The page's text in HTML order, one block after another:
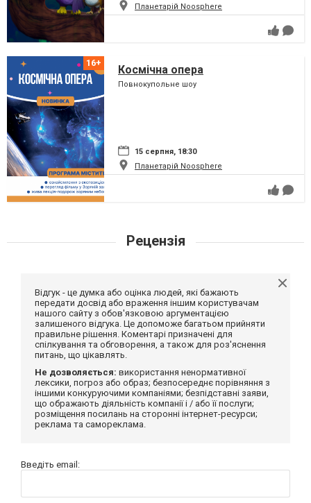
Планетарій Noosphere
Космічна опера
Повнокупольне шоу
15 серпня, 18:30
Планетарій Noosphere
Рецензія
Відгук - це думка або оцінка людей, які бажають
передати досвід або враження іншим користувачам
нашого сайту з обов'язковою аргументацією
залишеного відгука. Це допоможе багатьом прийняти
правильне рішення. Коментарі призначені для
спілкування та обговорення, а також для роз'яснення
питань, що цікавлять.
Не дозволяється: використання ненормативної
лексики, погроз або образ; безпосереднє порівняння з
іншими конкуруючими компаніями; безпідставні заяви,
що ображають діяльність компанії і / або її послуги;
розміщення посилань на сторонні інтернет-ресурси;
реклама та самореклама.
Введіть email: